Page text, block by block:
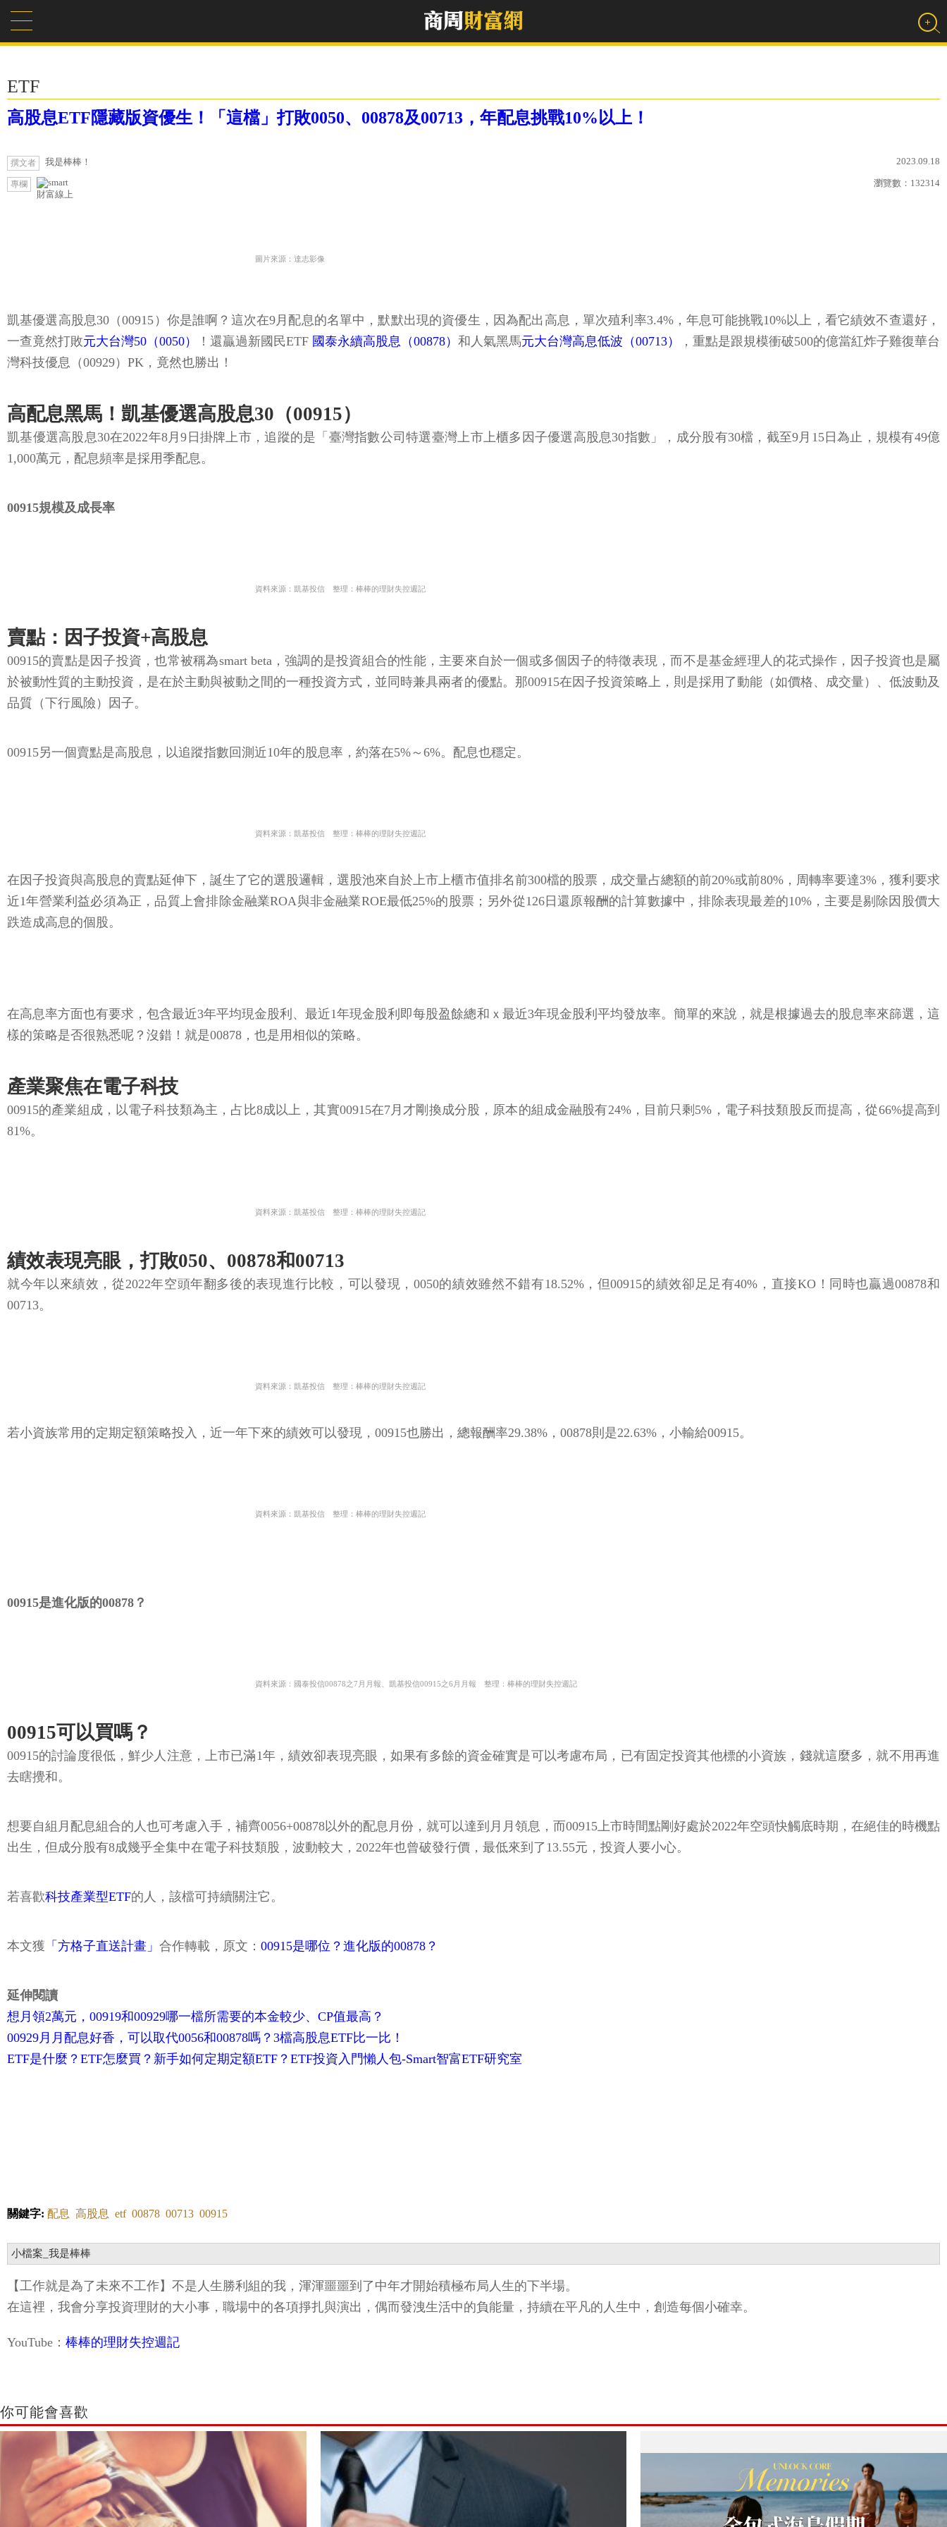
ETF
高股息ETF隱藏版資優生！「這檔」打敗0050、00878及00713，年配息挑戰10%以上！
撰文者 我是棒棒！ 2023.09.18
專欄
財富線上
瀏覽數： 132314
圖片來源：達志影像
凱基優選高股息30（00915）你是誰啊？這次在9月配息的名單中，默默出現的資優生，因為配出高息，單次殖利率3.4%，年息可能挑戰10%以上，看它績效不查還好，
一查竟然打敗元大台灣50（0050） ！還贏過新國民ETF 國泰永續高股息（00878） 和人氣黑馬元大台灣高息低波（00713）
，重點是跟規模衝破500的億當紅炸子雞復華台
灣科技優息（00929）PK，竟然也勝出！
高配息黑馬！凱基優選高股息30（00915）
凱基優選高股息30在2022年8月9日掛牌上市，追蹤的是「臺灣指數公司特選臺灣上市上櫃多因子優選高股息30指數」，成分股有30檔，截至9月15日為止，規模有49億
1,000萬元，配息頻率是採用季配息。
00915規模及成長率
資料來源：凱基投信 整理：棒棒的理財失控週記
賣點：因子投資+高股息
00915的賣點是因子投資，也常被稱為smart beta，強調的是投資組合的性能，主要來自於一個或多個因子的特徵表現，而不是基金經理人的花式操作，因子投資也是屬
於被動性質的主動投資，是在於主動與被動之間的一種投資方式，並同時兼具兩者的優點。那00915在因子投資策略上，則是採用了動能（如價格、成交量）、低波動及
品質（下行風險）因子。
00915另一個賣點是高股息，以追蹤指數回測近10年的股息率，約落在5%～6%。配息也穩定。
資料來源：凱基投信 整理：棒棒的理財失控週記
在因子投資與高股息的賣點延伸下，誕生了它的選股邏輯，選股池來自於上市上櫃市值排名前300檔的股票，成交量占總額的前20%或前80%，周轉率要達3%，獲利要求
近1年營業利益必須為正，品質上會排除金融業ROA與非金融業ROE最低25%的股票；另外從126日還原報酬的計算數據中，排除表現最差的10%，主要是剔除因股價大
跌造成高息的個股。
在高息率方面也有要求，包含最近3年平均現金股利、最近1年現金股利即每股盈餘總和ｘ最近3年現金股利平均發放率。簡單的來說，就是根據過去的股息率來篩選，這
樣的策略是否很熟悉呢？沒錯！就是00878，也是用相似的策略。
產業聚焦在電子科技
00915的產業組成，以電子科技類為主，占比8成以上，其實00915在7月才剛換成分股，原本的組成金融股有24%，目前只剩5%，電子科技類股反而提高，從66%提高到
81%。
資料來源：凱基投信 整理：棒棒的理財失控週記
績效表現亮眼，打敗050、00878和00713
就今年以來績效，從2022年空頭年翻多後的表現進行比較，可以發現，0050的績效雖然不錯有18.52%，但00915的績效卻足足有40%，直接KO！同時也贏過00878和
00713。
資料來源：凱基投信 整理：棒棒的理財失控週記
若小資族常用的定期定額策略投入，近一年下來的績效可以發現，00915也勝出，總報酬率29.38%，00878則是22.63%，小輸給00915。
資料來源：凱基投信 整理：棒棒的理財失控週記
00915是進化版的00878？
資料來源：國泰投信00878之7月月報、凱基投信00915之6月月報 整理：棒棒的理財失控週記
00915可以買嗎？
00915的討論度很低，鮮少人注意，上市已滿1年，績效卻表現亮眼，如果有多餘的資金確實是可以考慮布局，已有固定投資其他標的小資族，錢就這麼多，就不用再進
去瞎攪和。
想要自組月配息組合的人也可考慮入手，補齊0056+00878以外的配息月份，就可以達到月月領息，而00915上市時間點剛好處於2022年空頭快觸底時期，在絕佳的時機點
出生，但成分股有8成幾乎全集中在電子科技類股，波動較大，2022年也曾破發行價，最低來到了13.55元，投資人要小心。
若喜歡科技產業型ETF的人，該檔可持續關注它。
本文獲 「方格子直送計畫」 合作轉載，原文： 00915是哪位？進化版的00878？
延伸閱讀
想月領2萬元，00919和00929哪一檔所需要的本金較少、CP值最高？
00929月月配息好香，可以取代0056和00878嗎？3檔高股息ETF比一比！
ETF是什麼？ETF怎麼買？新手如何定期定額ETF？ETF投資入門懶人包-Smart智富ETF研究室
關鍵字: 配息 高股息 etf 00878 00713 00915
小檔案_我是棒棒
【工作就是為了未來不工作】不是人生勝利組的我，渾渾噩噩到了中年才開始積極布局人生的下半場。
在這裡，我會分享投資理財的大小事，職場中的各項掙扎與演出，偶而發洩生活中的負能量，持續在平凡的人生中，創造每個小確幸。
YouTube： 棒棒的理財失控週記
你可能會喜歡